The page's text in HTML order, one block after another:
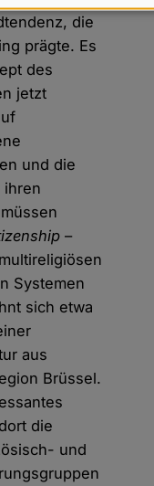
die
prägte. Es
des
jetzt
und die
ihren
–
Systemen
sich etwa
aus
Brüssel.
die
und